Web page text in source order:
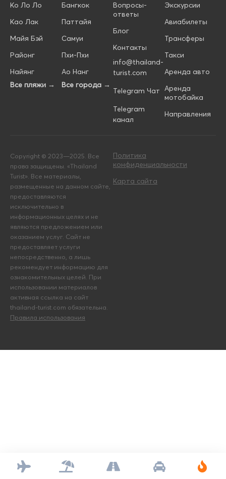
Ко Ло Ло
Као Лак
Майя Бэй
Районг
Найянг
Все пляжи →
Бангкок
Паттайя
Самуи
Пхи-Пхи
Ао Нанг
Все города →
Вопросы-
ответы
Блог
Контакты
info@thailand-
turist.com
Telegram Чат
Telegram
канал
Экскурсии
Авиабилеты
Трансферы
Такси
Аренда авто
Аренда
мотобайка
Направления
Copyright © 2023—2025. Все
права защищены. «Thailand
Turist». Все материалы,
размещенные на данном сайте,
предоставляются
исключительно в
информационных целях и не
являются предложением или
оказанием услуг. Сайт не
предоставляет услуги
непосредственно, а лишь
рекомендует информацию для
ознакомительных целей. При
использовании материалов
активная ссылка на сайт
thailand-turist.com обязательна.
Правила использования
Политика
конфиденциальности
Карта сайта